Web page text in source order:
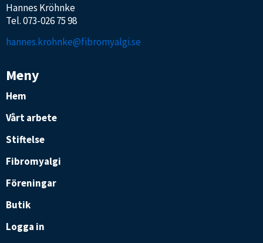
Hannes Kröhnke
Tel.073-026 75 98
hannes.krohnke@fibromyalgi.se
Meny
Hem
Vårt arbete
Stiftelse
Fibromyalgi
Föreningar
Butik
Logga in